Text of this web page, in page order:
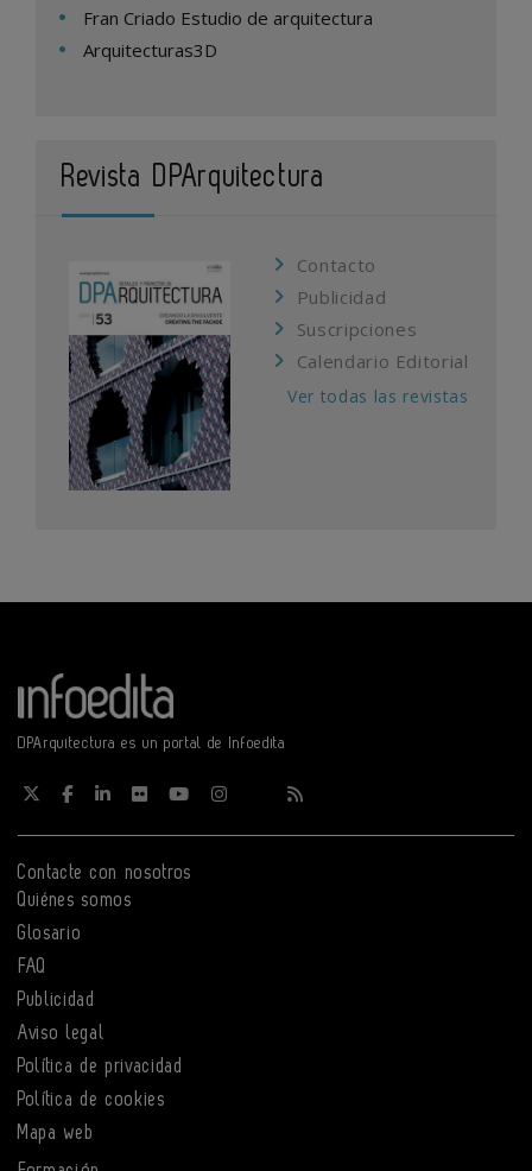
Fran Criado Estudio de arquitectura
Arquitecturas3D
Revista DPArquitectura
Contacto
Publicidad
Suscripciones
Calendario Editorial
Ver todas las revistas
DPArquitectura es un portal de Infoedita
Contacte con nosotros
Quiénes somos
Glosario
FAQ
Publicidad
Aviso legal
Política de privacidad
Política de cookies
Mapa web